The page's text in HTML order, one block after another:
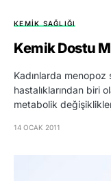
KEMIK SAĞLIĞI
Kemik Dostu
Kadınlarda menopoz
hastalıklarından biri
metabolik
14 OCAK 2011